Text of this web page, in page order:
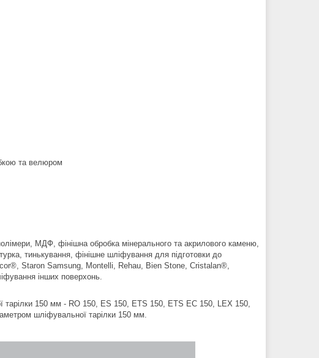
та велюром
МДФ, фінішна обробка мінерального та акрилового каменю,
тинькування, фінішне шліфування для підготовки до
Staron Samsung, Montelli, Rehau, Bien Stone, Cristalan®,
інших поверхонь.
150 мм - RO 150, ES 150, ETS 150, ETS EC 150, LEX 150,
шліфувальної тарілки 150 мм.